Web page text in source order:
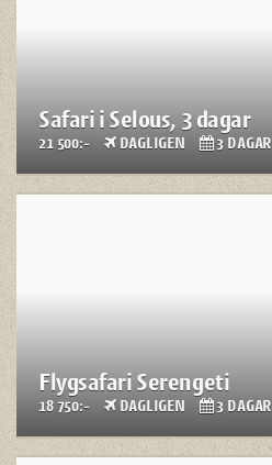
Safari i Selous, 3 dagar
21 500:- DAGLIGEN 3 DAGAR
Flygsafari Serengeti
18 750:- DAGLIGEN 3 DAGAR